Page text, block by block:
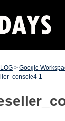
実績あります・
マーケティング
> Google
1